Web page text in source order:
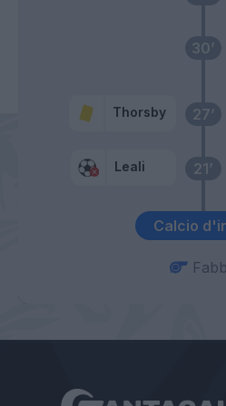
Calcio
21’
Leali
27’
Thorsby
30’